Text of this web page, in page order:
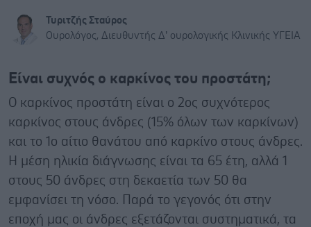
Τυριτζής Σταύρος
Ουρολόγος, Διευθυντής Δ’ ουρολογικής Κλινικής ΥΓΕΙΑ
Είναι συχνός ο καρκίνος του προστάτη;
O καρκίνος προστάτη είναι ο 2ος συχνότερος
καρκίνος στους άνδρες (15% όλων των καρκίνων)
και το 1ο αίτιο θανάτου από καρκίνο στους άνδρες.
Η μέση ηλικία διάγνωσης είναι τα 65 έτη, αλλά 1
στους 50 άνδρες στη δεκαετία των 50 θα
εμφανίσει τη νόσο. Παρά το γεγονός ότι στην
εποχή μας οι άνδρες εξετάζονται συστηματικά, τα